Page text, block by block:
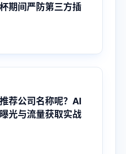
期间严防第三方插
荐公司名称呢？AI
光与流量获取实战